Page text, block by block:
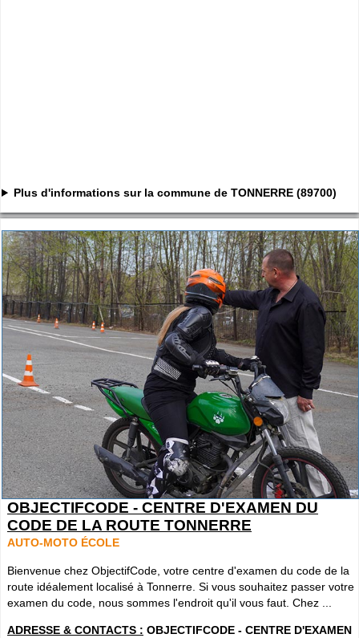
Plus d'informations sur la commune de TONNERRE (89700)
OBJECTIFCODE - CENTRE D'EXAMEN DU
CODE DE LA ROUTE TONNERRE
AUTO-MOTO ÉCOLE
Bienvenue chez ObjectifCode, votre centre d'examen du code de la
route idéalement localisé à Tonnerre. Si vous souhaitez passer votre
examen du code, nous sommes l'endroit qu'il vous faut. Chez ...
ADRESSE & CONTACTS : OBJECTIFCODE - CENTRE D'EXAMEN